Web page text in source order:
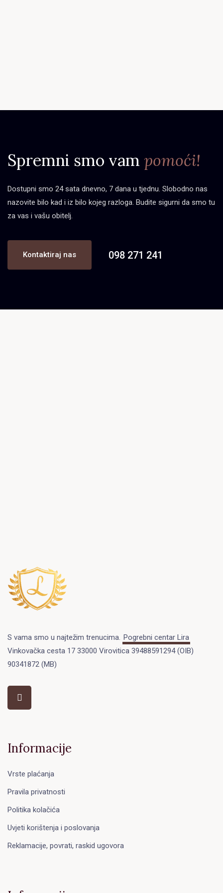
Spremni smo vam pomoći!
Dostupni smo 24 sata dnevno, 7 dana u tjednu. Slobodno nas
nazovite bilo kad i iz bilo kojeg razloga. Budite sigurni da smo tu
za vas i vašu obitelj.
Kontaktiraj nas 098 271 241
S vama smo u najtežim trenucima. Pogrebni centar Lira
Vinkovačka cesta 17 33000 Virovitica 39488591294 (OIB)
90341872 (MB)
Informacije
Vrste plaćanja
Pravila privatnosti
Politika kolačića
Uvjeti korištenja i poslovanja
Reklamacije, povrati, raskid ugovora